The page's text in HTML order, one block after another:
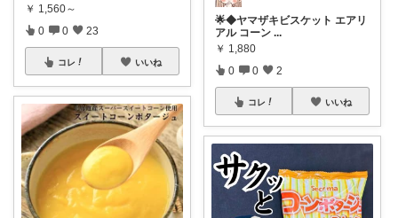
￥ 1,560～
0 0 23
コレ いいね
🌟◆ヤマザキビスケット エアリ
アル コーン ...
￥ 1,880
0 0 2
コレ いいね